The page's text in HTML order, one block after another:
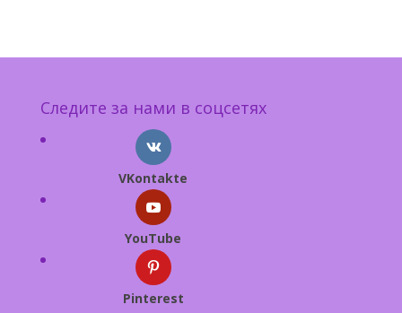
Следите за нами в соцсетях
VKontakte
YouTube
Pinterest